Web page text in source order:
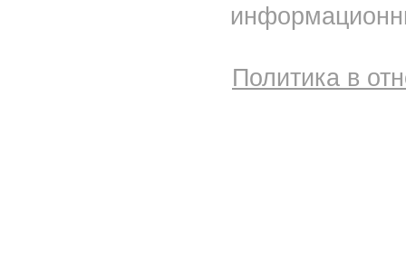
Политика в